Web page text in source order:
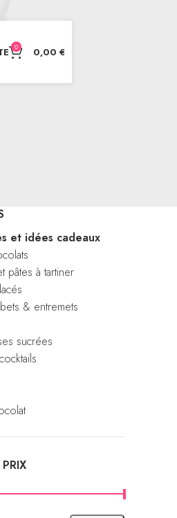
0 0,00 €
et idées cadeaux
pâtes à tartiner
& entremets
sucrées